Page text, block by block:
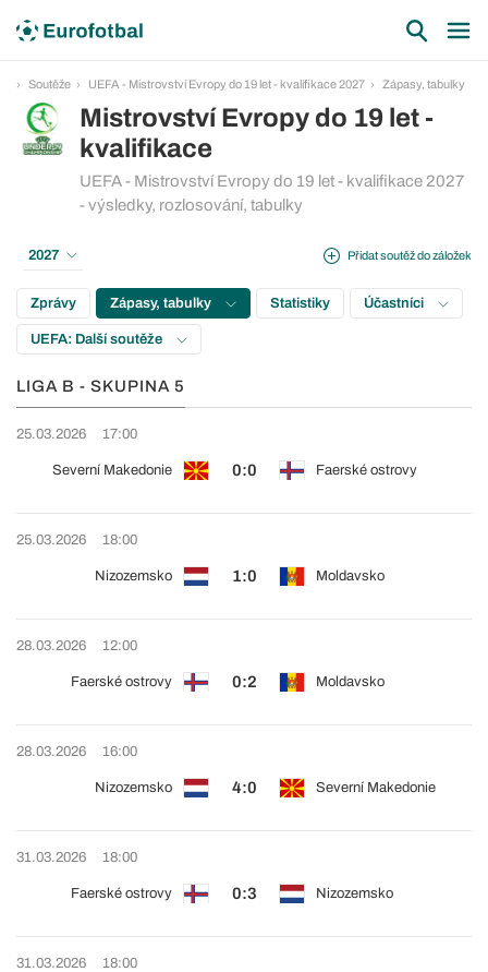
Soutěže UEFA - Mistrovství Evropy do 19 let - kvalifikace 2027 Zápasy, tabulky
Mistrovství Evropy do 19 let -
kvalifikace
UEFA - Mistrovství Evropy do 19 let - kvalifikace 2027
- výsledky, rozlosování, tabulky
Přidat soutěž do záložek
2027
Zprávy Zápasy, tabulky Statistiky Účastníci
UEFA: Další soutěže
LIGA B - SKUPINA 5
25.03.2026 17:00
Severní Makedonie 0:0 Faerské ostrovy
25.03.2026 18:00
Nizozemsko 1:0 Moldavsko
28.03.2026 12:00
Faerské ostrovy 0:2 Moldavsko
28.03.2026 16:00
Nizozemsko 4:0 Severní Makedonie
31.03.2026 18:00
Faerské ostrovy 0:3 Nizozemsko
31.03.2026 18:00